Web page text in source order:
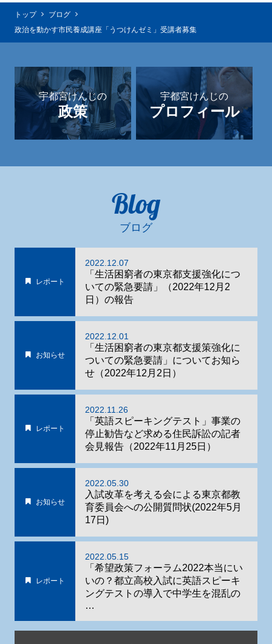
トップ
ブログ
政治を動かす市民養成講座「うつけんゼミ」受講者募集
宇都宮けんじの
政策
宇都宮けんじの
プロフィール
Blog
ブログ
レポート
2022.12.07
「生活困窮者の東京都支援強化につ
いての緊急要請」（2022年12月2
日）の報告
お知らせ
2022.12.01
「生活困窮者の東京都支援策強化に
ついての緊急要請」についてお知ら
せ（2022年12月2日）
レポート
2022.11.26
「英語スピーキングテスト」事業の
停止勧告など求める住民訴訟の記者
会見報告（2022年11月25日）
お知らせ
2022.05.30
入試改革を考える会による東京都教
育委員会への公開質問状(2022年5月
17日)
レポート
2022.05.15
「希望政策フォーラム2022本当にい
いの？都立高校入試に英語スピーキ
ングテストの導入で中学生を混乱の
…